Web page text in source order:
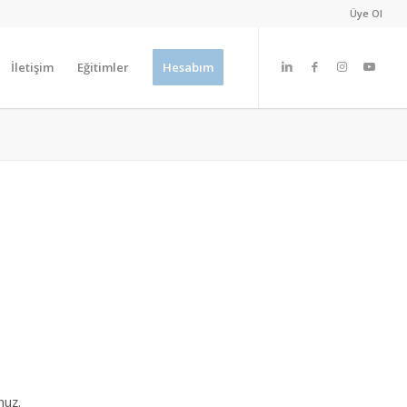
Üye Ol
İletişim Eğitimler Hesabım